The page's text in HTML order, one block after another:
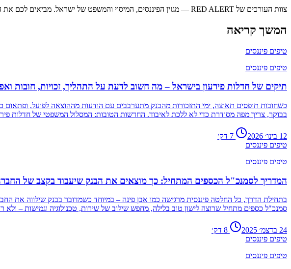
צוות העורכים של RED ALERT — מגזין הפיננסים, המיסוי והמשפט של ישראל. מביאים לכם את החדשות החשובות בצורה מקצועית, מהירה וברורה.
המשך קריאה
טיפים פיננסים
טיפים פיננסים
תיקים של חדלות פירעון בישראל – מה חשוב לדעת על התהליך, זכויות, חובות
כשחובות תופסים תאוצה, ימי התזכורות מהבנק מתערבבים עם הודעות מההוצאה לפועל, ופתאום
בבוקר, צריך מפה מסודרת כדי לא ללכת לאיבוד. החדשות הטובות: המסלול המשפטי של חדלות
12 בינו׳ 2026 7 דק׳
טיפים פיננסים
טיפים פיננסים
המדריך לסמנכ"ל הכספים המתחיל: כך מוצאים את הבנק שיעבוד בקצב של
בתחילת הדרך, כל החלטה פיננסית מרגישה כמו אבן פינה – במיוחד כשמדובר בבנק שילווה את
סמנכ"ל כספים מתחיל שרוצה לישון טוב בלילה, מחפש שילוב של שירות, טכנולוגיה וגמישות –
24 בדצמ׳ 2025 8 דק׳
טיפים פיננסים
טיפים פיננסים